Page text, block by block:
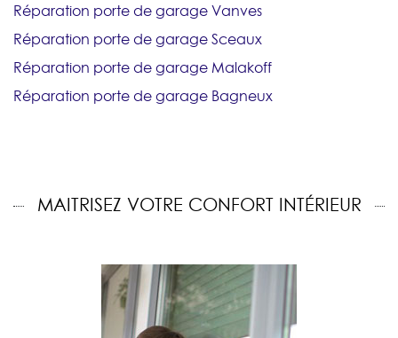
Réparation porte de garage Vanves
Réparation porte de garage Sceaux
Réparation porte de garage Malakoff
Réparation porte de garage Bagneux
MAITRISEZ VOTRE CONFORT INTÉRIEUR